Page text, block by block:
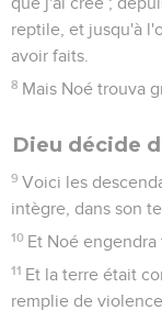
reptile, et jusqu'à
avoir faits.
8 Mais Noé trouva
Dieu décide
9 Voici les
intègre, dans son
10 Et Noé engendra
11 Et la terre était
remplie de violence.